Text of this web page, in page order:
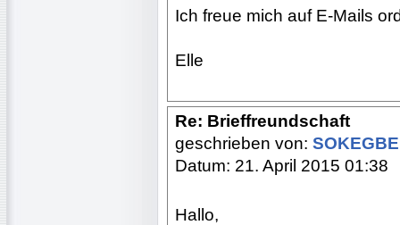
Ich freue mich auf E-Mails
Elle
Re: Brieffreundschaft
geschrieben von:
Datum: 21. April 2015 01:38
Hallo,